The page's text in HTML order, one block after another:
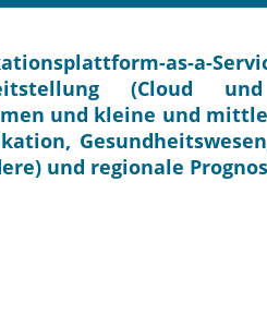
as-a-
(Cloud
und kleine und
und regionale